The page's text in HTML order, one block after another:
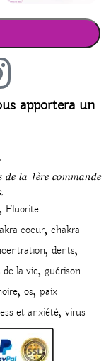
apportera un
de la 1ère commande
, Fluorite
coeur, chakra
, dents,
de la vie, guérison
, os, paix
et anxiété, virus